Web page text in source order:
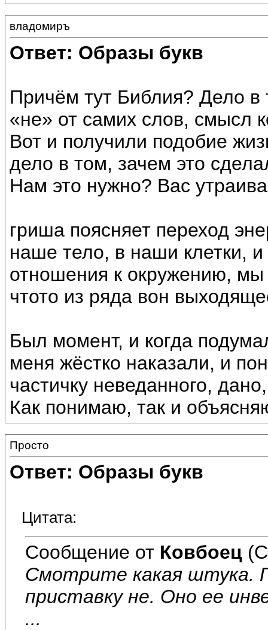
владомиръ
Ответ: Образы букв
Причём тут Библия? Дело в
«не» от самих слов, смысл
Вот и получили подобие
дело в том, зачем это
Нам это нужно? Вас
гриша поясняет переход
наше тело, в наши клетки,
отношения к окружению,
чтото из ряда вон
Был момент, и когда
меня жёстко наказали, и
частичку неведанного,
Как понимаю, так и
Просто
Ответ: Образы букв
Цитата:
Сообщение от Ковбоец
Смотрите какая штука.
приставку не. Оно ее
...